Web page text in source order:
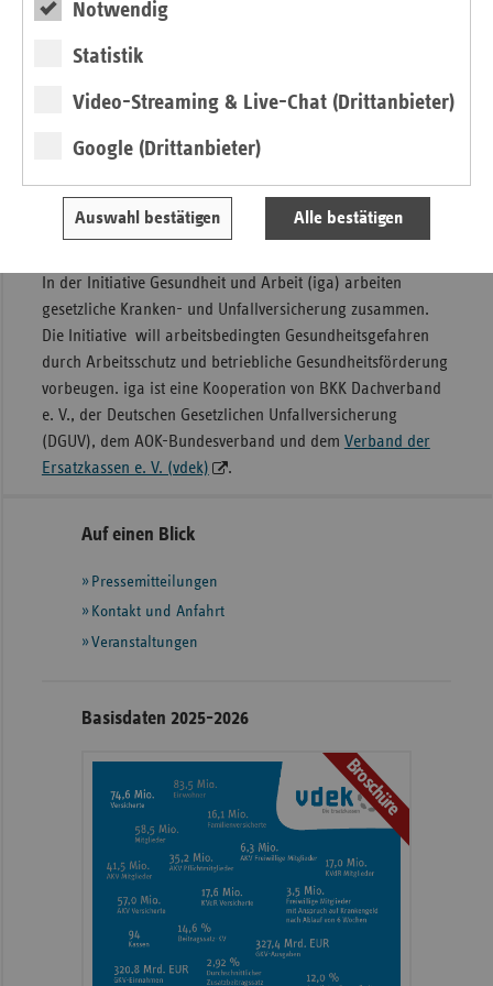
Notwendig
Statistik
Video-Streaming & Live-Chat (Drittanbieter)
Google (Drittanbieter)
Auswahl bestätigen Alle bestätigen
psychologischer Fachartikel, der auch
Forschungsergebnisse zum Zusammenhang zwischen der
Unternehmenswerten vorstellt. Ein Fragenkatalog – die
herrschenden Wertevorstellungen zu ermitteln. Die
Materialien könnenhier kostenlos abgerufen werden.
Initiative Gesundheit und Arbeit
In der Initiative Gesundheit und Arbeit (iga) arbeiten
gesetzliche Kranken- und Unfallversicherung zusammen.
Die Initiative will arbeitsbedingten Gesundheitsgefahren
durch Arbeitsschutz und betriebliche Gesundheitsförderung
vorbeugen. iga ist eine Kooperation von BKK Dachverband
e. V., der Deutschen Gesetzlichen Unfallversicherung
(DGUV), dem AOK-Bundesverband und dem Verband der
Ersatzkassen e. V. (vdek)
.
Seitennavigation
Seitenleiste
weiteren
Informationen
Auf einen Blick
Pressemitteilungen
Kontakt und Anfahrt
Veranstaltungen
Basisdaten 2025-2026
Broschüre